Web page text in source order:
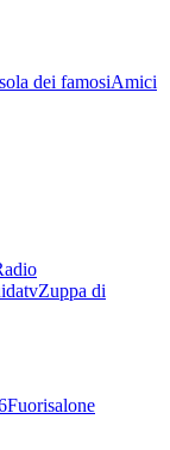
dei famosiAmici
Zuppa di
Fuorisalone